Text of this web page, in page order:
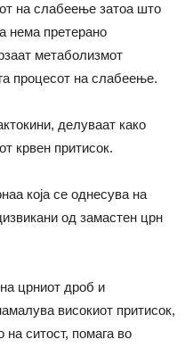
на слабеење затоа што
нема претерано
метаболизмот
процесот на слабеење.
делуваат како
крвен притисок.
која се однесува на
од замастен црн
црниот дроб и
високиот притисок,
ситост, помага во